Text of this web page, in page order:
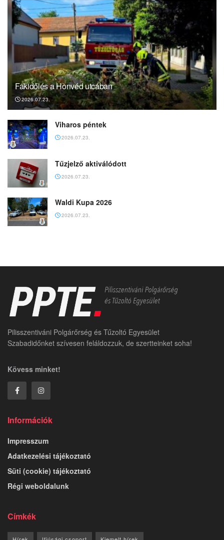
Fakidőlés a Honvéd utcában
2026.07.23.
Viharos péntek
2026.07.23.
Tűzjelző aktiválódott
2026.07.23.
Waldi Kupa 2026
2026.07.23.
Pilisszentiváni Polgárőrség és Tűzoltó Egyesület
Szabadidőnket szívesen feláldozzuk, de szertteinket soha!
Kövess minket!
Információk
Impresszum
Adatkezelési tájékoztató
Süti (cookie) tájékoztató
Régi weboldalunk
Címkék